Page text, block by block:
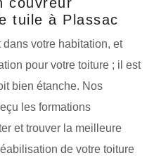
tuile à Plassac
votre habitation, et
pour votre toiture ; il est
bien étanche. Nos
les formations
et trouver la meilleure
de votre toiture